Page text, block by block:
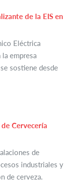
de la EIS en
Eléctrica
empresa
sostiene desde
Cervecería
de
industriales y
de cerveza.